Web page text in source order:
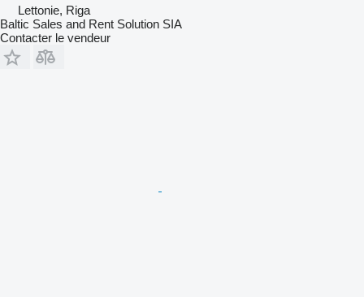
Lettonie, Riga
Baltic Sales and Rent Solution SIA
Contacter le vendeur